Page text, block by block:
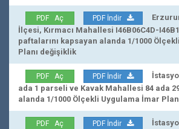
PDF Aç PDF İndir
İlçesi, Kırmacı Mahallesi I46B06C4D-
paftalarını kapsayan alanda 1/1000
Planı değişiklik
PDF Aç PDF İndir
ada 1 parseli ve Kavak Mahallesi 84 ada
alanda 1/1000 Ölçekli Uygulama İmar
PDF Aç PDF İndir